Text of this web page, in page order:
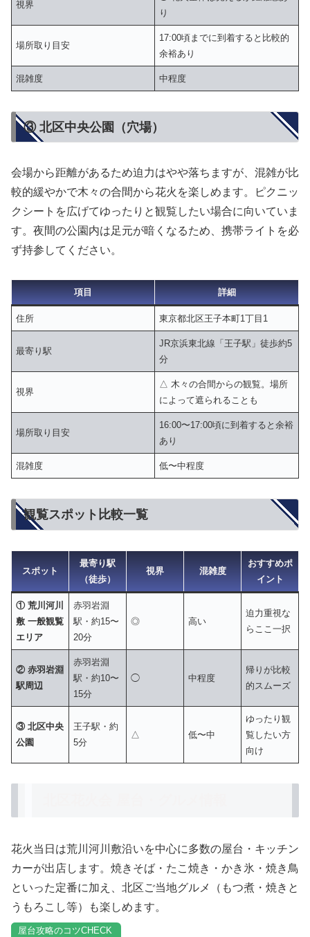
視界
り
場所取り目安
17:00頃までに到着すると比較的
余裕あり
混雑度 中程度
③ 北区中央公園（穴場）
会場から距離があるため迫力はやや落ちますが、混雑が比
較的緩やかで木々の合間から花火を楽しめます。ピクニッ
クシートを広げてゆったりと観覧したい場合に向いていま
す。夜間の公園内は足元が暗くなるため、携帯ライトを必
ず持参してください。
項目 詳細
住所 東京都北区王子本町1丁目1
最寄り駅
JR京浜東北線「王子駅」徒歩約5
分
視界
△ 木々の合間からの観覧。場所
によって遮られることも
場所取り目安
16:00〜17:00頃に到着すると余裕
あり
混雑度 低〜中程度
観覧スポット比較一覧
スポット
最寄り駅
（徒歩）
視界 混雑度
おすすめポ
イント
① 荒川河川
敷 一般観覧
エリア
赤羽岩淵
駅・約15〜
20分
◎ 高い
迫力重視な
らここ一択
② 赤羽岩淵
駅周辺
赤羽岩淵
駅・約10〜
15分
◯ 中程度
帰りが比較
的スムーズ
③ 北区中央
公園
王子駅・約
5分
△ 低〜中
ゆったり観
覧したい方
向け
花火当日は荒川河川敷沿いを中心に多数の屋台・キッチン
カーが出店します。焼きそば・たこ焼き・かき氷・焼き鳥
といった定番に加え、北区ご当地グルメ（もつ煮・焼きと
うもろこし等）も楽しめます。
屋台攻略のコツ